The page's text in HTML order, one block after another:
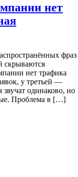
нет
фраз
скрываются
нет трафика
у третьей —
звучат одинаково, но
Проблема в […]